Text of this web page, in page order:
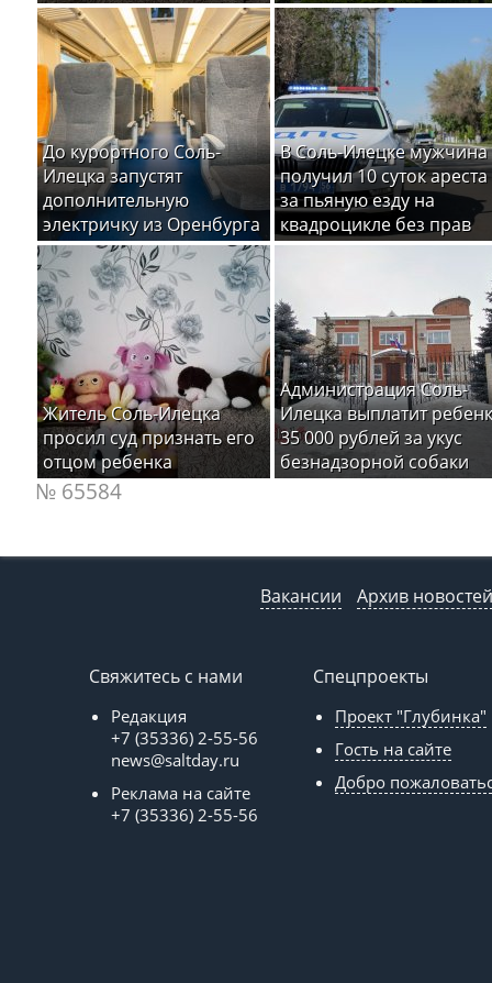
До курортного Соль-
Илецка запустят
дополнительную
электричку из Оренбурга
В Соль-Илецке мужчина
получил 10 суток ареста
за пьяную езду на
квадроцикле без прав
Житель Соль-Илецка
просил суд признать его
отцом ребенка
Администрация Соль-
Илецка выплатит
35 000 рублей за укус
безнадзорной собаки
№ 65584
Вакансии Архив новостей
Свяжитесь с нами
Редакция
+7 (35336) 2-55-56
news@saltday.ru
Реклама на сайте
+7 (35336) 2-55-56
Спецпроекты
Проект "Глубинка"
Гость на сайте
Добро